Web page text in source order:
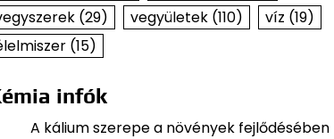
(29) vegyületek(110) víz (19)
(15)
infók
A kálium szerepe a növények fejlődésében